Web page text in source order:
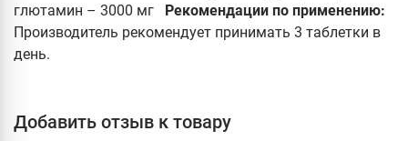
глютамин – 3000 мг Рекомендации по применению:
Производитель рекомендует принимать 3 таблетки в
день.
Добавить отзыв к товару